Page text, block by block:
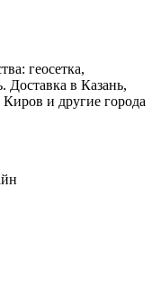
геосетка,
Доставка в Казань,
и другие города